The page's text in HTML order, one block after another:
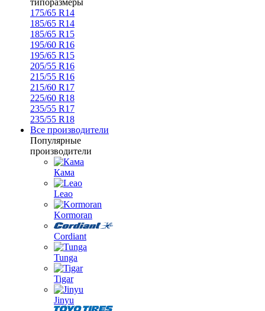
типоразмеры
175/65 R14
185/65 R14
185/65 R15
195/60 R16
195/65 R15
205/55 R16
215/55 R16
215/60 R17
225/60 R18
235/55 R17
235/55 R18
Все производители
Популярные
производители
Кама
Leao
Kormoran
Cordiant
Tunga
Tigar
Jinyu